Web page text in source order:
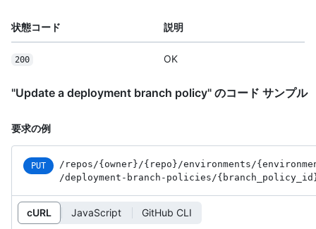
状態コード 説明
200 OK
"Update a deployment branch policy" のコード サンプル
要求の例
PUT /repos /{owner} /{repo} /environments /
/deployment-branch-policies /{branch_ policy_
cURL JavaScript GitHub CLI